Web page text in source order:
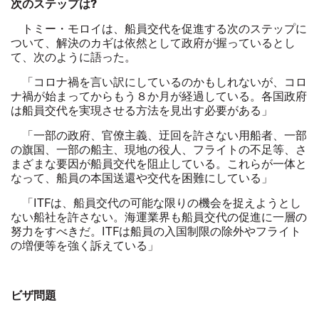
トミー・モロイは、船員交代を促進する次のステップに
ついて、解決のカギは依然として政府が握っているとし
て、次のように語った。
「コロナ禍を言い訳にしているのかもしれないが、コロ
ナ禍が始まってからもう８か月が経過している。各国政府
は船員交代を実現させる方法を見出す必要がある」
「一部の政府、官僚主義、迂回を許さない用船者、一部
の旗国、一部の船主、現地の役人、フライトの不足等、さ
まざまな要因が船員交代を阻止している。これらが一体と
なって、船員の本国送還や交代を困難にしている」
「ITFは、船員交代の可能な限りの機会を捉えようとし
ない船社を許さない。海運業界も船員交代の促進に一層の
努力をすべきだ。 ITFは船員の入国制限の除外やフライト
の増便等を強く訴えている」
ビザ問題